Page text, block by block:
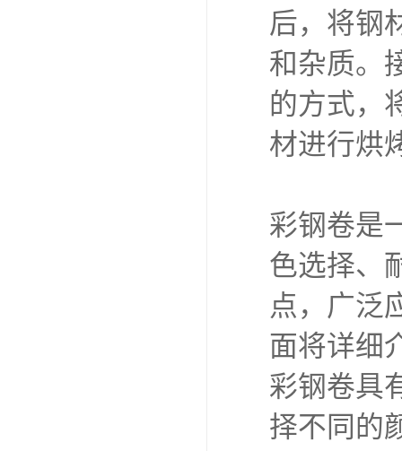
后，将钢
和杂质。
的方式，
材进行烘
彩钢卷是
色选择、
点，广泛
面将详细
彩钢卷具
择不同的